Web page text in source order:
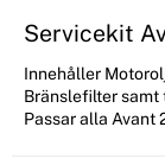
Servicekit
Innehåller
Bränslefilter samt
Passar alla Avant